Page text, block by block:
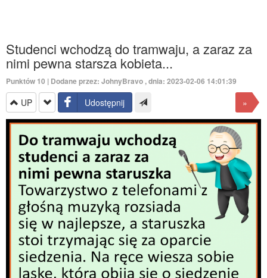
Studenci wchodzą do tramwaju, a zaraz za
nimi pewna starsza kobieta...
Punktów 10 | Dodane przez: JohnyBravo, dnia: 2023-02-06 14:01:39
UP Udostępnij »